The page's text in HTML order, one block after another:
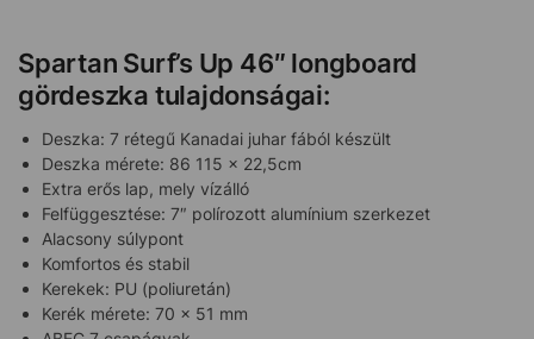
Spartan Surf’s Up 46″ longboard
gördeszka tulajdonságai:
Deszka: 7 rétegű Kanadai juhar fából készült
Deszka mérete: 86 115 x 22,5cm
Extra erős lap, mely vízálló
Felfüggesztése: 7″ polírozott alumínium szerkezet
Alacsony súlypont
Komfortos és stabil
Kerekek: PU (poliuretán)
Kerék mérete: 70 x 51 mm